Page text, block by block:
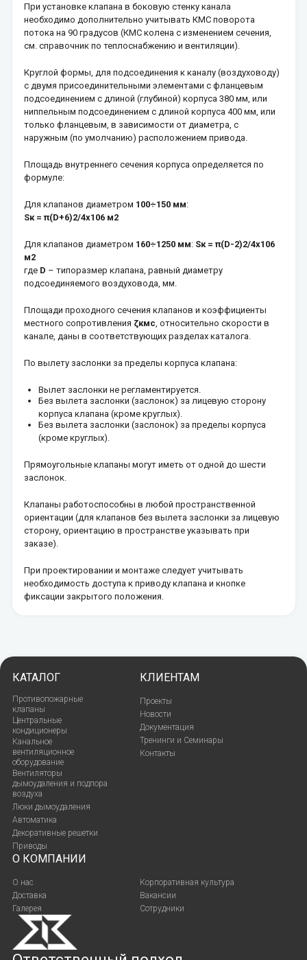
При установке клапана в боковую стенку канала
необходимо дополнительно учитывать КМС поворота
потока на 90 градусов (КМС колена с изменением сечения,
см. справочник по теплоснабжению и вентиляции).
Круглой формы, для подсоединения к каналу (воздуховоду)
с двумя присоединительными элементами с фланцевым
подсоединением с длиной (глубиной) корпуса 380 мм, или
ниппельным подсоединением с длиной корпуса 400 мм, или
только фланцевым, в зависимости от диаметра, с
наружным (по умолчанию) расположением привода.
Площадь внутреннего сечения корпуса определяется по
формуле:
Для клапанов диаметром 100÷150 мм:
Sк = π(D+6)2/4х106 м2
Для клапанов диаметром 160÷1250 мм: Sк = π(D-2)2/4х106
м2
где D – типоразмер клапана, равный диаметру
подсоединяемого воздуховода, мм.
Площади проходного сечения клапанов и коэффициенты
местного сопротивления ζкмс , относительно скорости в
канале, даны в соответствующих разделах каталога.
По вылету заслонки за пределы корпуса клапана:
Вылет заслонки не регламентируется.
Без вылета заслонки (заслонок) за лицевую сторону
корпуса клапана (кроме круглых).
Без вылета заслонки (заслонок) за пределы корпуса
(кроме круглых).
Прямоугольные клапаны могут иметь от одной до шести
заслонок.
Клапаны работоспособны в любой пространственной
ориентации (для клапанов без вылета заслонки за лицевую
сторону, ориентацию в пространстве указывать при
заказе).
При проектировании и монтаже следует учитывать
необходимость доступа к приводу клапана и кнопке
фиксации закрытого положения.
КАТАЛОГ
Противопожарные
клапаны
Центральные
кондиционеры
Канальное
вентиляционное
оборудование
Вентиляторы
дымоудаления и подпора
воздуха
Люки дымоудаления
Автоматика
Декоративные решетки
Приводы
КЛИЕНТАМ
Проекты
Новости
Документация
Тренинги и Семинары
Контакты
О КОМПАНИИ
О нас
Доставка
Галерея
Корпоративная культура
Вакансии
Сотрудники